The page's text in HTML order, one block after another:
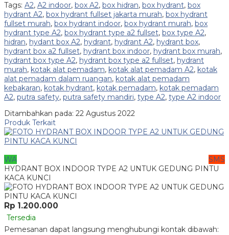
Tags: A2, A2 indoor, box A2, box hidran, box hydrant, box
hydrant A2, box hydrant fullset jakarta murah, box hydrant
fullset murah, box hydrant indoor, box hydrant murah, box
hydrant type A2, box hydrant type a2 fullset, box type A2,
hidran, hydant box A2, hydrant, hydrant A2, hydrant box,
hydrant box a2 fullset, hydrant box indoor, hydrant box murah,
hydrant box type A2, hydrant box type a2 fullset, hydrant
murah, kotak alat pemadam, kotak alat pemadam A2, kotak
alat pemadam dalam ruangan, kotak alat pemadam
kebakaran, kotak hydrant, kotak pemadam, kotak pemadam
A2, putra safety, putra safety mandiri, type A2, type A2 indoor
Ditambahkan pada: 22 Agustus 2022
Produk Terkait
WA
SMS
HYDRANT BOX INDOOR TYPE A2 UNTUK GEDUNG PINTU
KACA KUNCI
Rp 1.200.000
Tersedia
Pemesanan dapat langsung menghubungi kontak dibawah: